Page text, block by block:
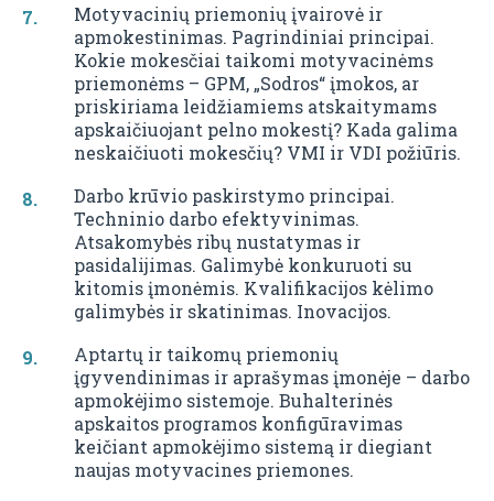
Motyvacinių priemonių įvairovė ir
apmokestinimas. Pagrindiniai principai.
Kokie mokesčiai taikomi motyvacinėms
priemonėms – GPM, „Sodros“ įmokos, ar
priskiriama leidžiamiems atskaitymams
apskaičiuojant pelno mokestį? Kada galima
neskaičiuoti mokesčių? VMI ir VDI požiūris.
Darbo krūvio paskirstymo principai.
Techninio darbo efektyvinimas.
Atsakomybės ribų nustatymas ir
pasidalijimas. Galimybė konkuruoti su
kitomis įmonėmis. Kvalifikacijos kėlimo
galimybės ir skatinimas. Inovacijos.
Aptartų ir taikomų priemonių
įgyvendinimas ir aprašymas įmonėje – darbo
apmokėjimo sistemoje. Buhalterinės
apskaitos programos konfigūravimas
keičiant apmokėjimo sistemą ir diegiant
naujas motyvacines priemones.